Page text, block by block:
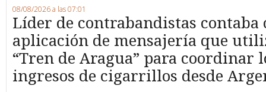
08/08/2026 a las 07:01
Líder de contrabandistas contaba
aplicación de mensajería que
“Tren de Aragua” para coordinar
ingresos de cigarrillos desde